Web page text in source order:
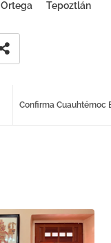
Ortega Tepoztlán
Confirma Cuauhtémoc